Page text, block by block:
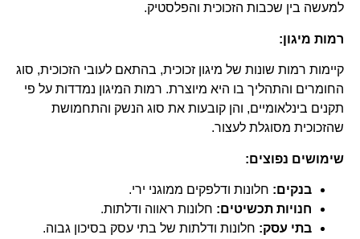
למעשה בין שכבות הזכוכית והפלסטיק.
רמות מיגון:
קיימות רמות שונות של מיגון זכוכית, בהתאם לעובי הזכוכית, סוג
החומרים והתהליך בו היא מיוצרת. רמות המיגון נמדדות על פי
תקנים בינלאומיים, והן קובעות את סוג הנשק והתחמושת
שהזכוכית מסוגלת לעצור.
שימושים נפוצים:
בנקים: חלונות ודלפקים ממוגני ירי.
חנויות תכשיטים: חלונות ראווה ודלתות.
בתי עסק: חלונות ודלתות של בתי עסק בסיכון גבוה.